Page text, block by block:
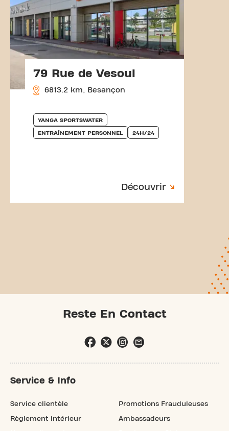
79 Rue de Vesoul
6813.2 km, Besançon
YANGA SPORTSWATER
ENTRAÎNEMENT PERSONNEL 24H/24
Découvrir
Reste En Contact
Service & Info
Service clientèle
Règlement intérieur
Promotions Frauduleuses
Ambassadeurs